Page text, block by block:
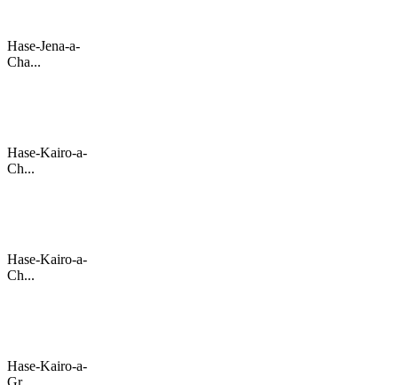
Hase-Jena-a-
Cha...
Hase-Kairo-a-
Ch...
Hase-Kairo-a-
Ch...
Hase-Kairo-a-
Gr...